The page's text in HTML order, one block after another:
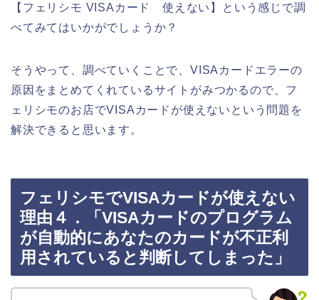
【フェリシモ VISAカード 使えない】という感じで調
べてみてはいかがでしょうか？
そうやって、調べていくことで、VISAカードエラーの
原因をまとめてくれているサイトがみつかるので、フ
ェリシモのお店でVISAカードが使えないという問題を
解決できると思います。
フェリシモでVISAカードが使えない
理由４．「VISAカードのプログラム
が自動的にあなたのカードが不正利
用されていると判断してしまった」